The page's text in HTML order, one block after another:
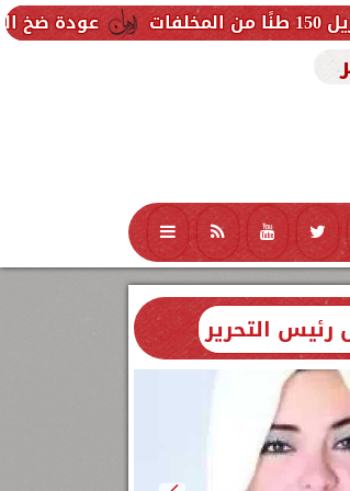
عودة ضخ المياه تدريجيًا
منوعات محافظات
رئيس التحرير